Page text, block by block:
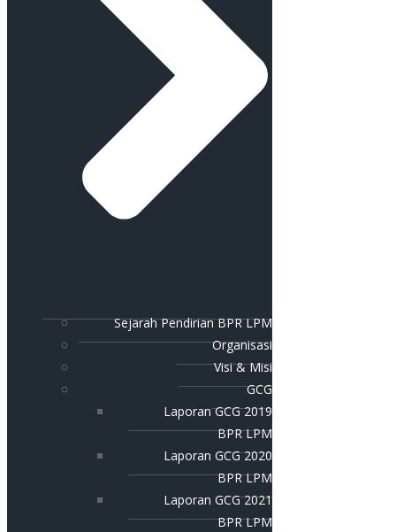
Sejarah Pendirian BPR LPM
Organisasi
Visi & Misi
GCG
Laporan GCG 2019
BPR LPM
Laporan GCG 2020
BPR LPM
Laporan GCG 2021
BPR LPM